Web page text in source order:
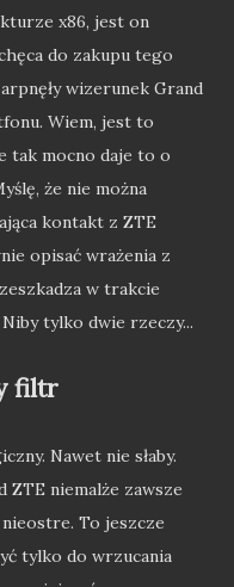
x86, jest on
do zakupu tego
wizerunek Grand
Wiem, jest to
tak mocno daje to o
że nie można
kontakt z ZTE
opisać wrażenia z
w trakcie
tylko dwie rzeczy...
filtr
Nawet nie słaby.
niemalże zawsze
To jeszcze
tylko do wrzucania